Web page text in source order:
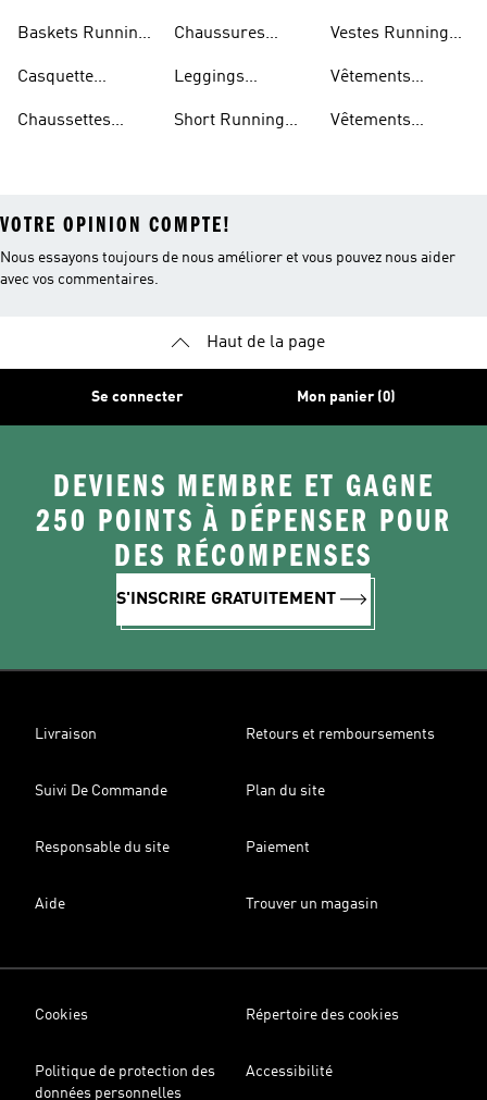
Baskets Running
Casquette
Chaussettes
Chaussures
Leggings
Short Running
Vestes Running
Vêtements
Vêtements
VOTRE OPINION COMPTE!
Nous essayons toujours de nous améliorer et vous pouvez nous aider
avec vos commentaires.
Haut de la page
Se connecter Mon panier (0)
DEVIENS MEMBRE ET GAGNE
250 POINTS À DÉPENSER POUR
DES RÉCOMPENSES
S'INSCRIRE GRATUITEMENT
Livraison Retours et remboursements
Suivi De Commande Plan du site
Responsable du site Paiement
Aide Trouver un magasin
Cookies Répertoire des cookies
Politique de protection des
données personnelles
Accessibilité